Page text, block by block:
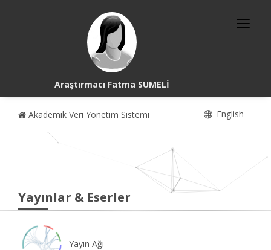
Araştırmacı Fatma SUMELİ
Akademik Veri Yönetim Sistemi English
Yayınlar & Eserler
Yayın Ağı